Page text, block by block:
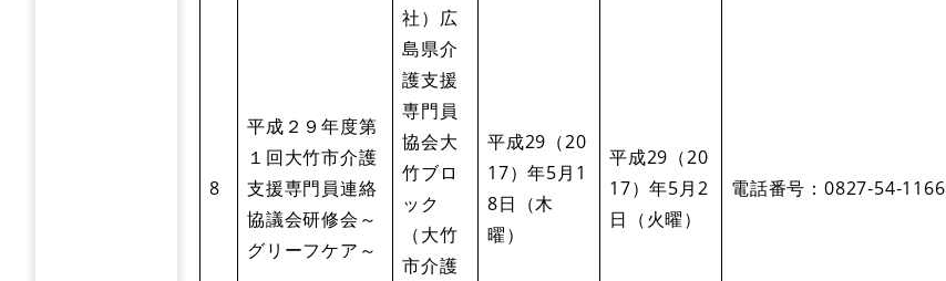
8
平成２９年度第
１回大竹市介護
支援専門員連絡
協議会研修会～
グリーフケア～
社）広
島県介
護支援
専門員
協会大
竹ブロ
ック
（大竹
市介護
平成29（20
17）年5月1
8日（木
曜）
平成29（20
17）年5月2
日（火曜）
電話番号：0827‐54‐1166